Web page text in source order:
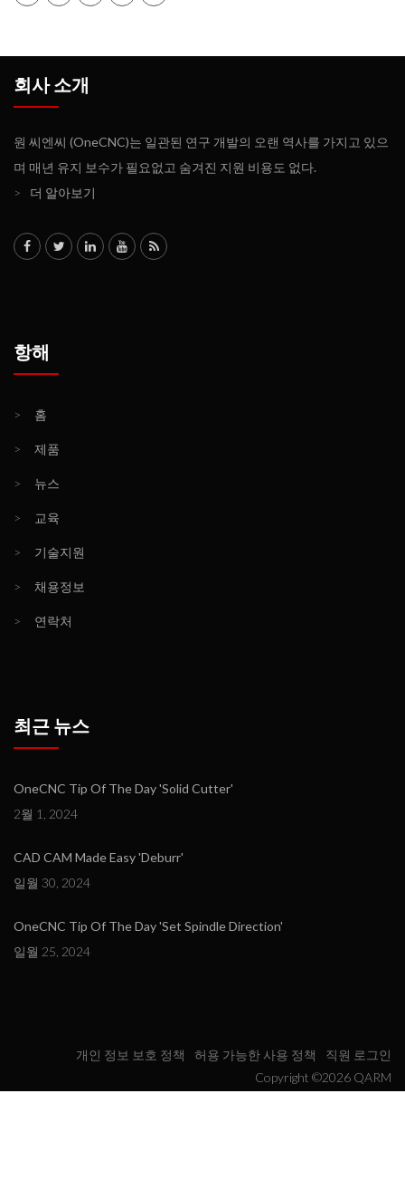
회사 소개
원 씨엔씨 (OneCNC)는 일관된 연구 개발의 오랜 역사를 가지고 있으
며 매년 유지 보수가 필요없고 숨겨진 지원 비용도 없다.
>
더 알아보기
항해
> 홈
> 제품
> 뉴스
> 교육
> 기술지원
> 채용정보
> 연락처
최근 뉴스
OneCNC Tip Of The Day 'Solid Cutter'
2월 1, 2024
CAD CAM Made Easy 'Deburr'
일월 30, 2024
OneCNC Tip Of The Day 'Set Spindle Direction'
일월 25, 2024
개인 정보 보호 정책 허용 가능한 사용 정책
직원 로그인
Copyright ©2026 QARM